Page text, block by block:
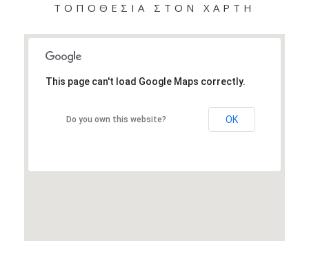
ΤΟΠΟΘΕΣΙΑ ΣΤΟΝ ΧΑΡΤΗ
This page can't load Google Maps correctly.
Do you own this website? OK